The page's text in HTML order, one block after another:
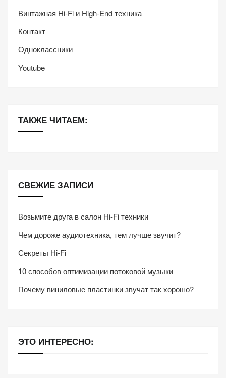
Винтажная Hi-Fi и High-End техника
Контакт
Одноклассники
Youtube
ТАКЖЕ ЧИТАЕМ:
СВЕЖИЕ ЗАПИСИ
Возьмите друга в салон Hi-Fi техники
Чем дороже аудиотехника, тем лучше звучит?
Секреты Hi-Fi
10 способов оптимизации потоковой музыки
Почему виниловые пластинки звучат так хорошо?
ЭТО ИНТЕРЕСНО: